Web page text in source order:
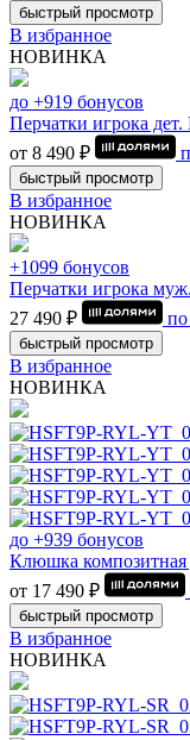
быстрый просмотр
В избранное
НОВИНКА
до +919 бонусов
Перчатки игрока
от 8 490 ₽
быстрый просмотр
В избранное
НОВИНКА
+1099 бонусов
Перчатки игрока
27 490 ₽
по
быстрый просмотр
В избранное
НОВИНКА
до +939 бонусов
Клюшка композитная
от 17 490 ₽
быстрый просмотр
В избранное
НОВИНКА